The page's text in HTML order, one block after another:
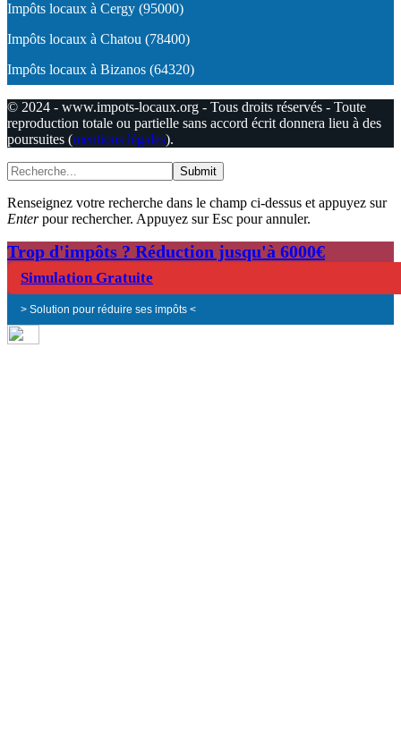
Impôts locaux à Cergy (95000)
Impôts locaux à Chatou (78400)
Impôts locaux à Bizanos (64320)
© 2024 - www.impots-locaux.org - Tous droits réservés - Toute
reproduction totale ou partielle sans accord écrit donnera lieu à des
poursuites (mentions légales).
Submit
Renseignez votre recherche dans le champ ci-dessus et appuyez sur
Enterpour rechercher. Appuyez sur Esc pour annuler.
Trop d'impôts ? Réduction jusqu'à 6000€
Simulation Gratuite
> Solution pour réduire ses impôts <